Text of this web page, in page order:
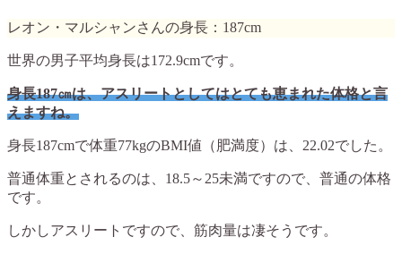
レオン・マルシャンさんの身長：187cm
世界の男子平均身長は172.9cmです。
身長187㎝は、アスリートとしてはとても恵まれた体格と言
えますね。
身長187cmで体重77kgのBMI値（肥満度）は、22.02でした。
普通体重とされるのは、18.5～25未満ですので、普通の体格
です。
しかしアスリートですので、筋肉量は凄そうです。